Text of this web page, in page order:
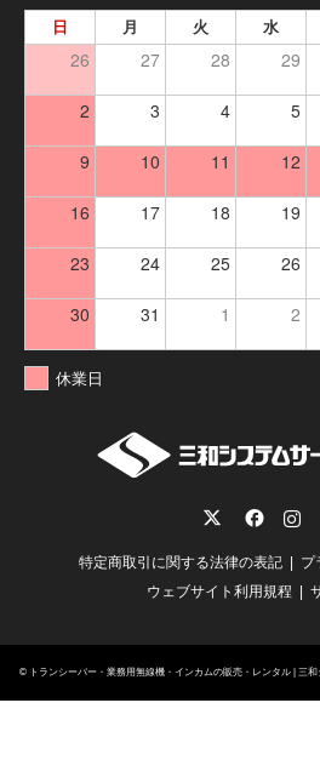
日 月 火 水
26 27 28 29
2 3 4 5
9 10 11 12
16 17 18 19
23 24 25 26
30 31 1 2
休業日
RSS
特定商取引に関する法律の表記
プ
ウェブサイト利用規程
© トランシーバー・業務用無線機・インカムの販売・レンタル | 三